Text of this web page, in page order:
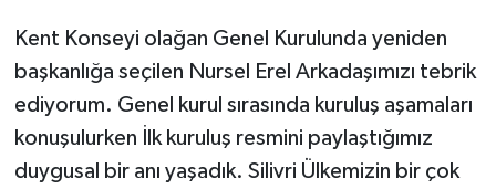
Kent Konseyi olağan Genel Kurulunda yeniden
başkanlığa seçilen Nursel Erel Arkadaşımızı tebrik
ediyorum. Genel kurul sırasında kuruluş aşamaları
konuşulurken İlk kuruluş resmini paylaştığımız
duygusal bir anı yaşadık. Silivri Ülkemizin bir çok